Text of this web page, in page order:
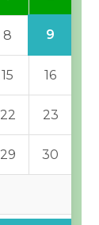
8 9
15 16
22 23
29 30